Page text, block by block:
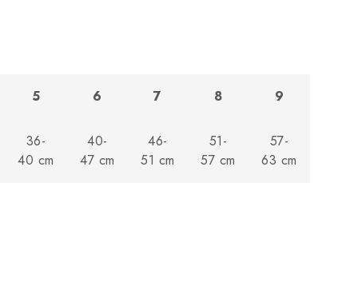
5 6 7 8 9
36-
40 cm
40-
47 cm
46-
51 cm
51-
57 cm
57-
63 cm